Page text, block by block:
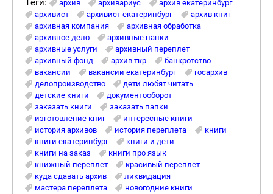
Теги: архив архивариус
архив екатеринбург
архивист
архивист екатеринбург
архив книг
архивная компания
архивная обработка
архивное дело
архивные папки
архивные услуги
архивный переплет
архивный фонд
архив ткр
банкротство
вакансии
вакансии екатеринбург
госархив
делопроизводство
дети любят читать
детские книги
документооборот
заказать книги
заказать папки
изготовление книг
интересные книги
история архивов
история переплета
книги
книги екатеринбург
книги и дети
книги на заказ
книги про язык
книжный переплет
красивый переплет
куда сдавать архив
ликвидация
мастера переплета
новогодние книги